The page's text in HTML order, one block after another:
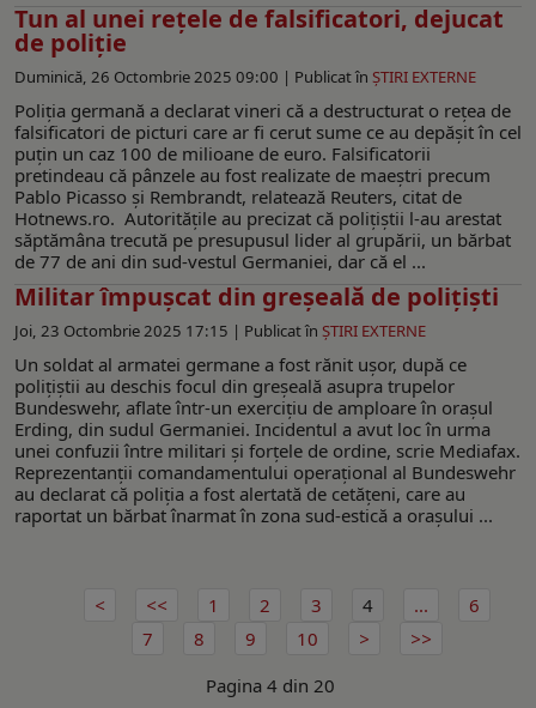
Tun al unei rețele de falsificatori, dejucat
de poliție
Duminică, 26 Octombrie 2025 09:00 | Publicat în ŞTIRI EXTERNE
Poliția germană a declarat vineri că a destructurat o rețea de
falsificatori de picturi care ar fi cerut sume ce au depășit în cel
puțin un caz 100 de milioane de euro. Falsificatorii
pretindeau că pânzele au fost realizate de maeștri precum
Pablo Picasso și Rembrandt, relatează Reuters, citat de
Hotnews.ro. Autoritățile au precizat că polițiștii l-au arestat
săptămâna trecută pe presupusul lider al grupării, un bărbat
de 77 de ani din sud-vestul Germaniei, dar că el ...
Militar împușcat din greșeală de polițiști
Joi, 23 Octombrie 2025 17:15 | Publicat în ŞTIRI EXTERNE
Un soldat al armatei germane a fost rănit ușor, după ce
polițiștii au deschis focul din greșeală asupra trupelor
Bundeswehr, aflate într-un exercițiu de amploare în orașul
Erding, din sudul Germaniei. Incidentul a avut loc în urma
unei confuzii între militari și forțele de ordine, scrie Mediafax.
Reprezentanții comandamentului operațional al Bundeswehr
au declarat că poliția a fost alertată de cetățeni, care au
raportat un bărbat înarmat în zona sud-estică a orașului ...
1 2 3 4 ...
6
7
8 9
10
Pagina 4 din 20